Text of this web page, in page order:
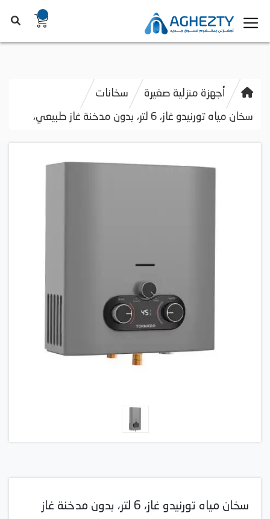
أجهزة منزلية صغيرة سخانات
سخان مياه تورنيدو غاز، 6 لتر، بدون مدخنة غاز طبيعي،
سخان مياه تورنيدو غاز، 6 لتر، بدون مدخنة غاز